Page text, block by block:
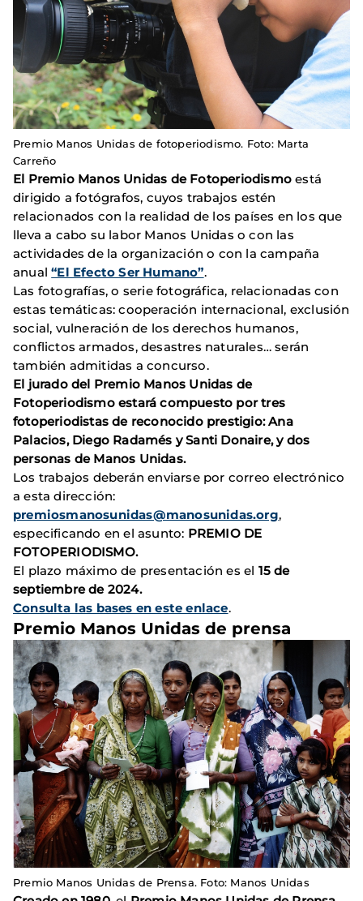
Premio Manos Unidas de fotoperiodismo. Foto: Marta
Carreño
El Premio Manos Unidas de Fotoperiodismoestá
dirigido a fotógrafos, cuyos trabajos estén
relacionados con la realidad de los países en los que
lleva a cabo su labor Manos Unidas o con las
actividades de la organización o con la campaña
anual“El Efecto Ser Humano”.
Las fotografías, o serie fotográfica, relacionadas con
estas temáticas: cooperación internacional, exclusión
social, vulneración de los derechos humanos,
conflictos armados, desastres naturales… serán
también admitidas a concurso.
El jurado del Premio Manos Unidas de
Fotoperiodismo estará compuesto por tres
fotoperiodistas de reconocido prestigio: Ana
Palacios, Diego Radamés y Santi Donaire, y dos
personas de Manos Unidas.
Los trabajos deberán enviarse por correo electrónico
a esta dirección:
premiosmanosunidas@manosunidas.org,
especificando en el asunto: PREMIO DE
FOTOPERIODISMO.
El plazo máximo de presentación es el 15 de
septiembre de 2024.
Consulta las bases en este enlace.
Premio Manos Unidas de prensa
Premio Manos Unidas de Prensa. Foto: Manos Unidas